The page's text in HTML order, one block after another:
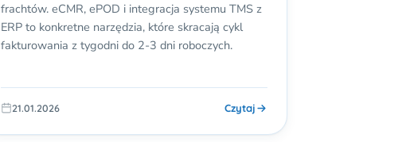
frachtów. eCMR, ePOD i integracja systemu TMS z
ERP to konkretne narzędzia, które skracają cykl
fakturowania z tygodni do 2-3 dni roboczych.
21.01.2026 Czytaj